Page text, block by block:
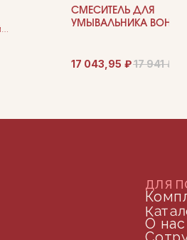
СМЕСИТЕЛЬ ДЛЯ
УМЫВАЛЬНИКА
17 043,95 ₽17 941 ₽